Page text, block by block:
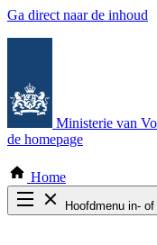
Ga direct naar de inhoud
Ministerie van
de homepage
Home
Hoofdmenu in-